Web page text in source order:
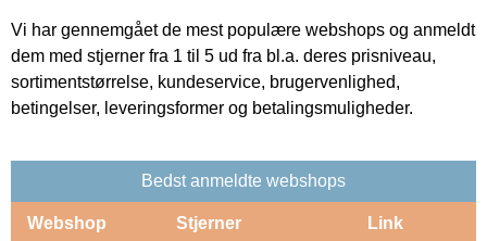
Vi har gennemgået de mest populære webshops og anmeldt
dem med stjerner fra 1 til 5 ud fra bl.a. deres prisniveau,
sortimentstørrelse, kundeservice, brugervenlighed,
betingelser, leveringsformer og betalingsmuligheder.
Bedst anmeldte webshops
Webshop Stjerner Link